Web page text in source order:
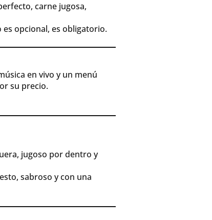
carne jugosa,
es opcional, es obligatorio.
en vivo y un menú
su precio.
jugoso por dentro y
sabroso y con una